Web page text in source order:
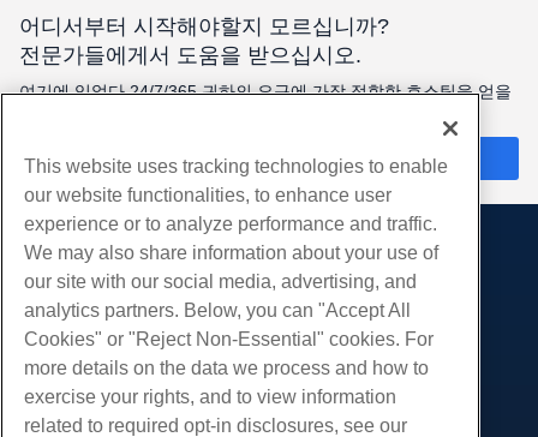
어디서부터 시작해야할지 모르십니까?
전문가들에게서 도움을 받으십시오.
여기에 있었다 24/7/365 귀하의 요구에 가장 적합한 호스팅을 얻을
지금 채팅
제품
웹 호스팅
비즈니스 호스팅
리셀러 호스팅
화이트 라벨 리셀러
서비스
웹 사이트 마이그레이션
커뮤니티
제품 문서
회사
This website uses tracking technologies to enable
our website functionalities, to enhance user
experience or to analyze performance and traffic.
We may also share information about your use of
our site with our social media, advertising, and
analytics partners. Below, you can "Accept All
Cookies" or "Reject Non-Essential" cookies. For
more details on the data we process and how to
exercise your rights, and to view information
related to required opt-in disclosures, see our